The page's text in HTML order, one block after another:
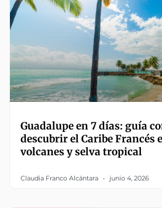
Guadalupe en 7 días: guía
descubrir el Caribe Francés
volcanes y selva tropical
Claudia Franco Alcántara junio 4, 2026